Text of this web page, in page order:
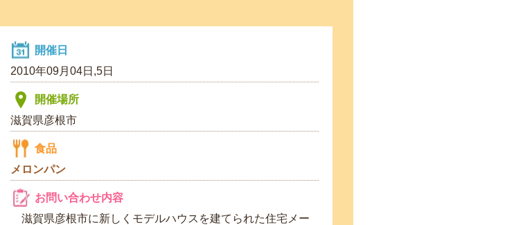
開催日
2010年09月04日,5日
開催場所
滋賀県彦根市
食品
メロンパン
お問い合わせ内容
滋賀県彦根市に新しくモデルハウスを建てられた住宅メー